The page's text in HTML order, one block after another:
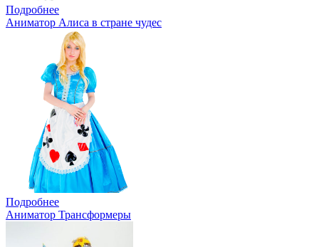
Подробнее
Аниматор Алиса в стране чудес
Подробнее
Аниматор Трансформеры